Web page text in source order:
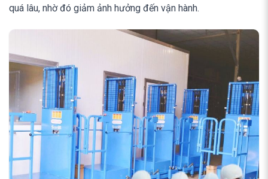
quá lâu, nhờ đó giảm ảnh hưởng đến vận hành.